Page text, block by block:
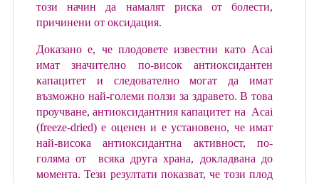
този начин да намалят риска от болести,
причинени от оксидация.
Доказано е, че плодовете известни като Acai
имат значително по-висок антиоксидантен
капацитет и следователно могат да имат
възможно най-големи ползи за здравето. В това
проучване, антиоксидантния капацитет на Acai
(freeze-dried) е оценен и е установено, че имат
най-висока антиоксидантна активност, по-
голяма от всяка друга храна, докладвана до
момента. Тези резултати показват, че този плод